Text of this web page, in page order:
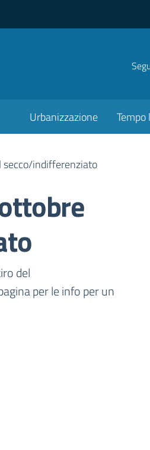
Urbanizzazione Tempo
secco/indifferenziato
del
per le info per un